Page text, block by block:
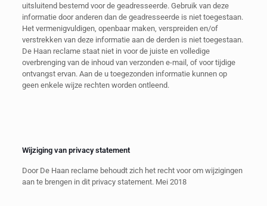
uitsluitend bestemd voor de geadresseerde. Gebruik van deze
informatie door anderen dan de geadresseerde is niet toegestaan.
Het vermenigvuldigen, openbaar maken, verspreiden en/of
verstrekken van deze informatie aan de derden is niet toegestaan.
De Haan reclame staat niet in voor de juiste en volledige
overbrenging van de inhoud van verzonden e-mail, of voor tijdige
ontvangst ervan. Aan de u toegezonden informatie kunnen op
geen enkele wijze rechten worden ontleend.
Wijziging van privacy statement
Door De Haan reclame behoudt zich het recht voor om wijzigingen
aan te brengen in dit privacy statement. Mei 2018